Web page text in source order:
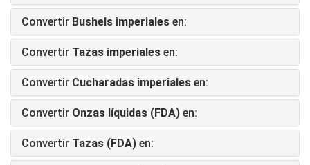
Convertir Bushels imperiales en:
Convertir Tazas imperiales en:
Convertir Cucharadas imperiales en:
Convertir Onzas líquidas (FDA) en:
Convertir Tazas (FDA) en: